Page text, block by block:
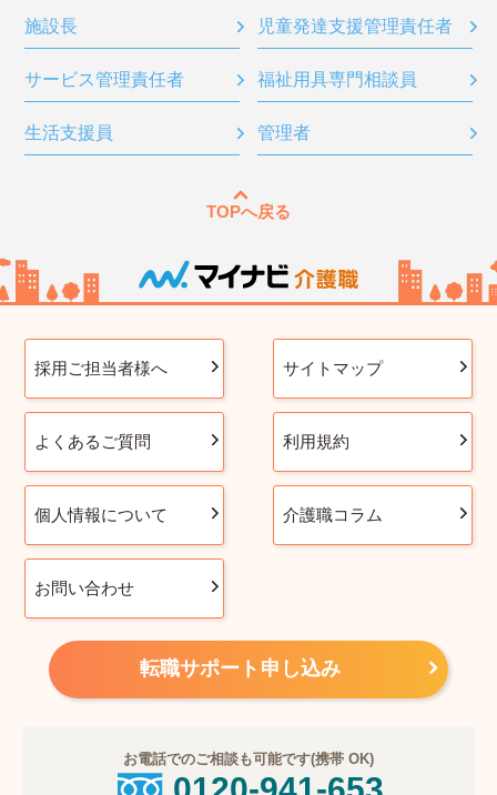
施設長 児童発達支援管理責任者
サービス管理責任者 福祉用具専門相談員
生活支援員 管理者
TOPへ戻る
採用ご担当者様へ サイトマップ
よくあるご質問 利用規約
個人情報について 介護職コラム
お問い合わせ
転職サポート申し込み
お電話でのご相談も可能です(携帯 OK)